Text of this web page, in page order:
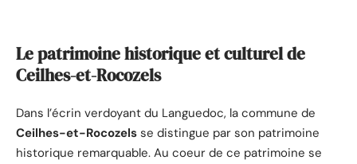
Le patrimoine historique et culturel de
Ceilhes-et-Rocozels
Dans l’écrin verdoyant du Languedoc, la commune de
Ceilhes-et-Rocozels se distingue par son patrimoine
historique remarquable. Au coeur de ce patrimoine se